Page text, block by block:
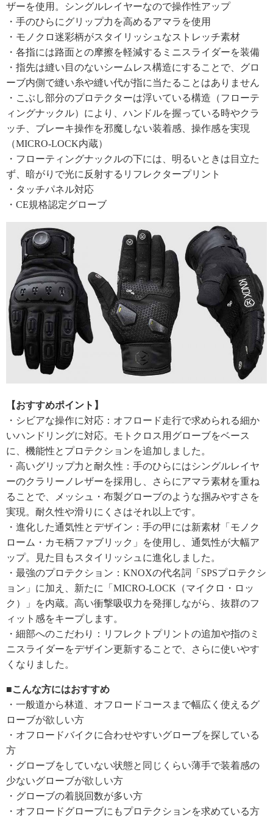
ザーを使用。シングルレイヤーなので操作性アップ
・手のひらにグリップ力を高めるアマラを使用
・モノクロ迷彩柄がスタイリッシュなストレッチ素材
・各指には路面との摩擦を軽減するミニスライダーを装備
・指先は縫い目のないシームレス構造にすることで、グロ
ーブ内側で縫い糸や縫い代が指に当たることはありません
・こぶし部分のプロテクターは浮いている構造（フローテ
ィングナックル）により、ハンドルを握っている時やクラ
ッチ、ブレーキ操作を邪魔しない装着感、操作感を実現
（MICRO-LOCK内蔵）
・フローティングナックルの下には、明るいときは目立た
ず、暗がりで光に反射するリフレクタープリント
・タッチパネル対応
・CE規格認定グローブ
【おすすめポイント】
・シビアな操作に対応：オフロード走行で求められる細か
いハンドリングに対応。モトクロス用グローブをベース
に、機能性とプロテクションを追加しました。
・高いグリップ力と耐久性：手のひらにはシングルレイヤ
ーのクラリーノレザーを採用し、さらにアマラ素材を重ね
ることで、メッシュ・布製グローブのような掴みやすさを
実現。耐久性や滑りにくさはそれ以上です。
・進化した通気性とデザイン：手の甲には新素材「モノク
ローム・カモ柄ファブリック」を使用し、通気性が大幅ア
ップ。見た目もスタイリッシュに進化しました。
・最強のプロテクション：KNOXの代名詞「SPSプロテクシ
ョン」に加え、新たに「MICRO-LOCK（マイクロ・ロッ
ク）」を内蔵。高い衝撃吸収力を発揮しながら、抜群のフ
ィット感をキープします。
・細部へのこだわり：リフレクトプリントの追加や指のミ
ニスライダーをデザイン更新することで、さらに使いやす
くなりました。
■こんな方にはおすすめ
・一般道から林道、オフロードコースまで幅広く使えるグ
ローブが欲しい方
・オフロードバイクに合わせやすいグローブを探している
方
・グローブをしていない状態と同じくらい薄手で装着感の
少ないグローブが欲しい方
・グローブの着脱回数が多い方
・オフロードグローブにもプロテクションを求めている方